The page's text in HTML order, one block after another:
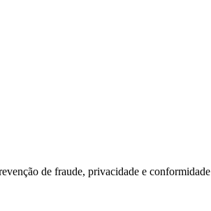
de fraude, privacidade e conformidade